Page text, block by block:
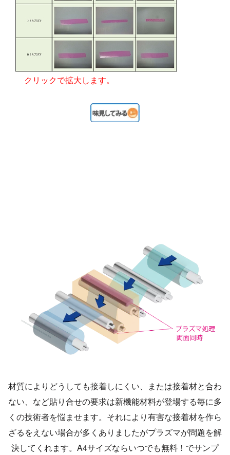
クリックで拡大します。
材質によりどうしても接着しにくい、または接着材と合わ
ない、など貼り合せの要求は新機能材料が登場する毎に多
くの技術者を悩ませます。それにより有害な接着材を作ら
ざるをえない場合が多くありましたがプラズマが問題を解
決してくれます。A4サイズならいつでも無料！でサンプ